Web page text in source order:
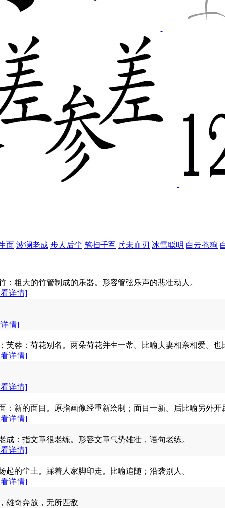
面 波澜老成 步人后尘 笔扫千军 兵未血刃 冰雪聪明 白云苍狗
：粗大的竹管制成的乐器。形容管弦乐声的悲壮动人。
详情]
情]
芙蓉：荷花别名。两朵荷花并生一蒂。比喻夫妻相亲相爱。也
详情]
详情]
：新的面目。原指画像经重新绘制；面目一新。后比喻另外开
详情]
成：指文章很老练。形容文章气势雄壮，语句老练。
详情]
起的尘土。踩着人家脚印走。比喻追随；沿袭别人。
详情]
雄奇奔放，无所匹敌